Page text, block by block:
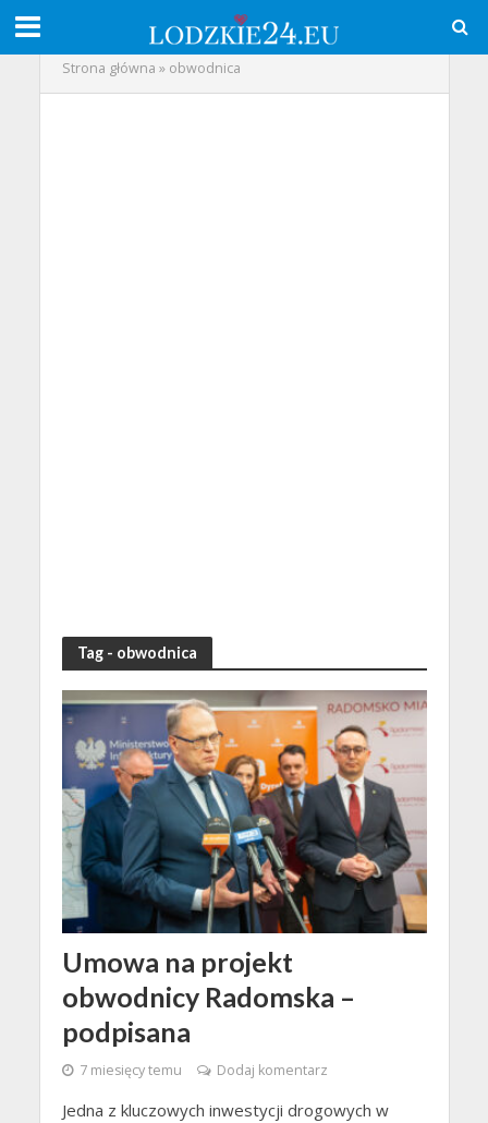
Strona główna » obwodnica
Tag - obwodnica
Umowa na projekt
obwodnicy Radomska –
podpisana
7 miesięcy temu Dodaj komentarz
Jedna z kluczowych inwestycji drogowych w